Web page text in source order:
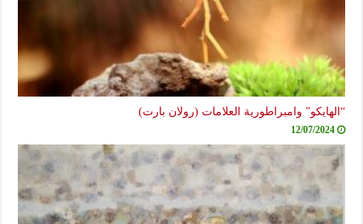
“الهايكو” وامبراطورية العلامات (رولان بارت)
12/07/2024